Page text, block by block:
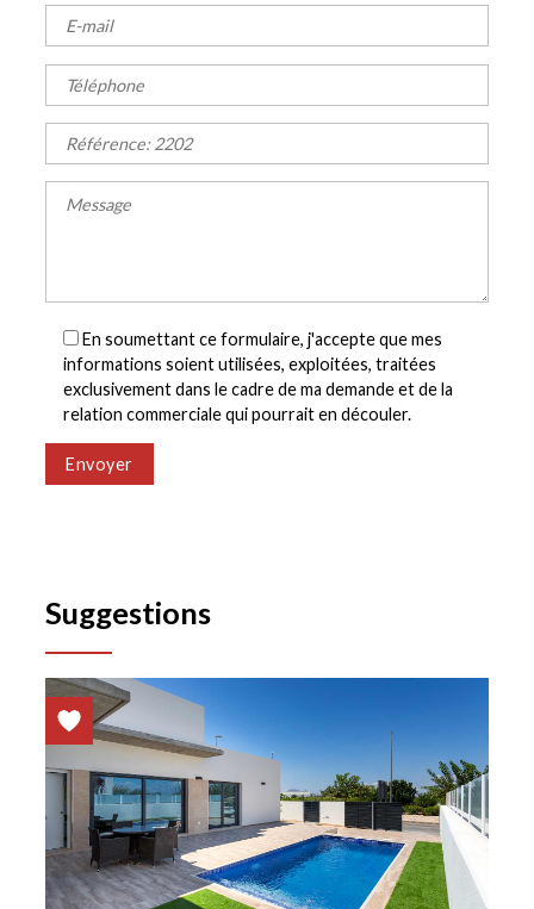
En soumettant ce formulaire, j'accepte que mes
informations soient utilisées, exploitées, traitées
exclusivement dans le cadre de ma demande et de la
relation commerciale qui pourrait en découler.
Envoyer
Suggestions